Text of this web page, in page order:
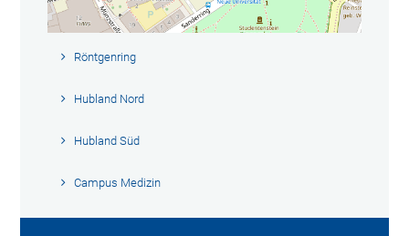
Röntgenring
Hubland Nord
Hubland Süd
Campus Medizin